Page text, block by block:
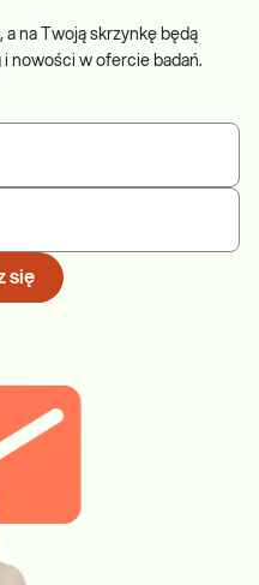
na Twoją skrzynkę będą
nowości w ofercie badań.
się